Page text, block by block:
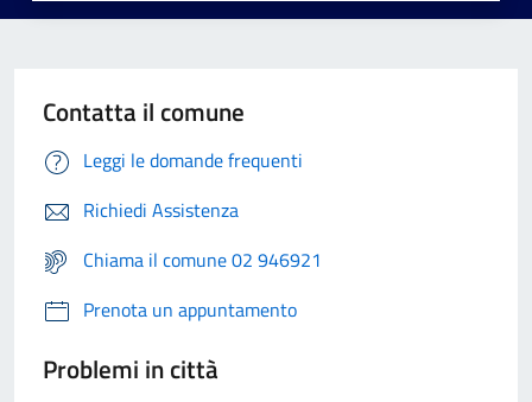
Contatta il comune
Leggi le domande frequenti
Richiedi Assistenza
Chiama il comune 02 946921
Prenota un appuntamento
Problemi in città